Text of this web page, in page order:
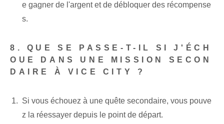
e gagner de l'argent et de débloquer des récompense
s.
8. QUE SE PASSE-T-IL SI J'ÉCH
OUE DANS UNE MISSION SECON
DAIRE À VICE CITY ?
Si vous échouez à une quête secondaire, vous pouve
z la réessayer depuis le point de départ.